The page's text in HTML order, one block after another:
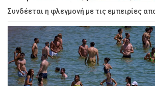
Συνδέεται η φλεγμονή με τις εμπειρίες